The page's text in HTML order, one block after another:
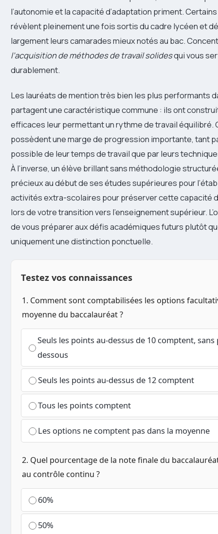
l’autonomie et la capacité d’adaptation priment.
révèlent pleinement une fois sortis du cadre lycéen et
largement leurs camarades mieux notés au bac.
l’acquisition de méthodes de travail solidesqui vous
durablement.
Les lauréats de mention très bien les plus performants
partagent une caractéristique commune : ils ont
efficaces leur permettant un rythme de travail équilibré.
possèdent une marge de progression importante, tant
possible de leur temps de travail que par leurs
À l’inverse, un élève brillant sans méthodologie
précieux au début de ses études supérieures pour
activités extra-scolaires pour préserver cette capacité
lors de votre transition vers l’enseignement supérieur.
de vous préparer aux défis académiques futurs plutôt
uniquement une distinction ponctuelle.
Testez vos connaissances
1. Comment sont comptabilisées les options
moyenne du baccalauréat ?
Seuls les points au-dessus de 10 comptent, sans
dessous
Seuls les points au-dessus de 12 comptent
Tous les points comptent
Les options ne comptent pas dans la moyenne
2. Quel pourcentage de la note finale du
au contrôle continu ?
60%
50%